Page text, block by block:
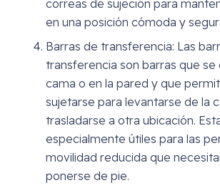
correas de sujeción para
en una posición cómoda y
Barras de transferencia: Las
transferencia son barras que se
cama o en la pared y que
sujetarse para levantarse de la
trasladarse a otra ubicación.
especialmente útiles para las
movilidad reducida que
ponerse de pie.